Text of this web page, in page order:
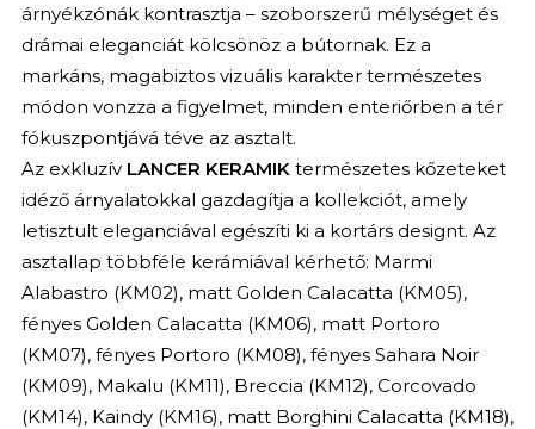
árnyékzónák kontrasztja – szoborszerű mélységet és
drámai eleganciát kölcsönöz a bútornak. Ez a
markáns, magabiztos vizuális karakter természetes
módon vonzza a figyelmet, minden enteriőrben a tér
fókuszpontjává téve az asztalt.
Az exkluzív LANCER KERAMIKtermészetes kőzeteket
idéző árnyalatokkal gazdagítja a kollekciót, amely
letisztult eleganciával egészíti ki a kortárs designt. Az
asztallap többféle kerámiával kérhető: Marmi
Alabastro (KM02), matt Golden Calacatta (KM05),
fényes Golden Calacatta (KM06), matt Portoro
(KM07), fényes Portoro (KM08), fényes Sahara Noir
(KM09), Makalu (KM11), Breccia (KM12), Corcovado
(KM14), Kaindy (KM16), matt Borghini Calacatta (KM18),